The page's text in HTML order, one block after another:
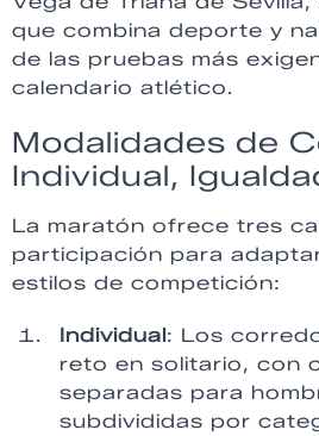
que combina deporte y
de las pruebas más
calendario atlético.
Modalidades de
Individual,
La maratón ofrece tres
participación para
estilos de competición:
Individual: Los
reto en solitario, con
separadas para
subdivididas por